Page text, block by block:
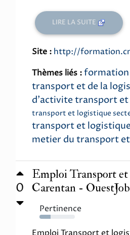
LIRE LA SUITE
Site : http://
Thèmes liés :formation
transport et de la
d'activite transport
transport et logistique
transport et
metier du transport
0
Emploi Transport
Carentan - OuestJob
Pertinence
31%
Emploi Transport et